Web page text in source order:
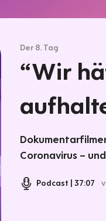
Der 8. Tag
“Wir
Coronavirus –
Podcast 37:07